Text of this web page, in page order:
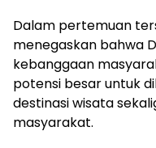
Dalam pertemuan
menegaskan bahwa
kebanggaan
potensi besar untuk
destinasi wisata
masyarakat.